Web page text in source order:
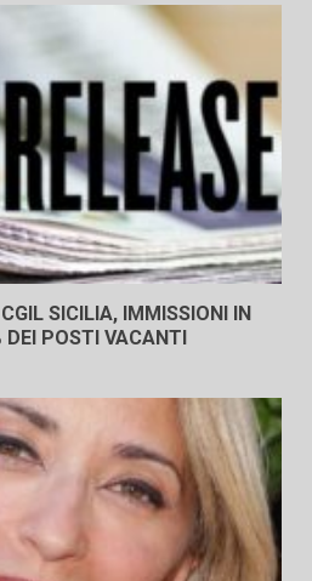
SICILIA, IMMISSIONI IN
DEI POSTI VACANTI